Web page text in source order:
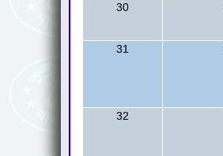
30
31
32